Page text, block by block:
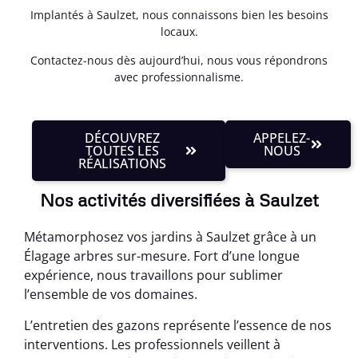
Implantés à Saulzet, nous connaissons bien les besoins
locaux.
Contactez-nous dès aujourd’hui, nous vous répondrons
avec professionnalisme.
DÉCOUVREZ
TOUTES LES
RÉALISATIONS
APPELEZ-
NOUS
Nos activités diversifiées à Saulzet
Métamorphosez vos jardins à Saulzet grâce à un
Élagage arbres sur-mesure. Fort d’une longue
expérience, nous travaillons pour sublimer
l’ensemble de vos domaines.
L’entretien des gazons représente l’essence de nos
interventions. Les professionnels veillent à